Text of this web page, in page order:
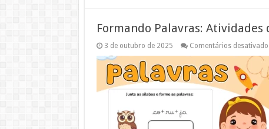
Formando Palavras:
3 de outubro de 2025 Comentários